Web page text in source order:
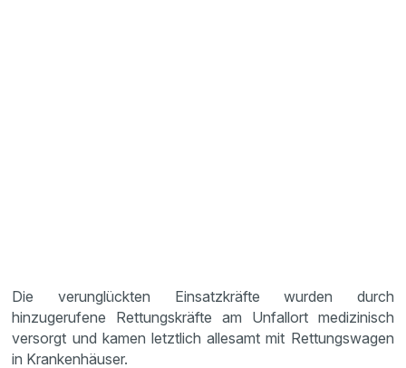
Die verunglückten Einsatzkräfte wurden durch
hinzugerufene Rettungskräfte am Unfallort medizinisch
versorgt und kamen letztlich allesamt mit Rettungswagen
in Krankenhäuser.